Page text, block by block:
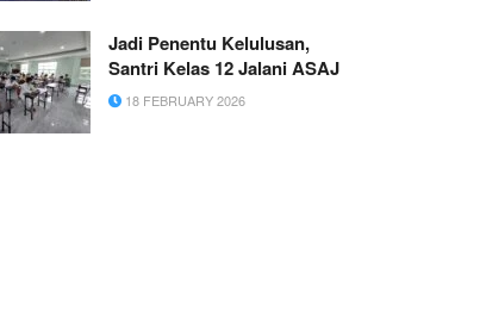
Jadi Penentu Kelulusan,
Santri Kelas 12 Jalani ASAJ
18 FEBRUARY 2026